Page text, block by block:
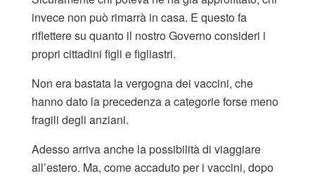
invece non può rimarrà in casa. E questo fa
riflettere su quanto il nostro Governo consideri i
propri cittadini figli e figliastri.
Non era bastata la vergogna dei vaccini, che
hanno dato la precedenza a categorie forse meno
fragili degli anziani.
Adesso arriva anche la possibilità di viaggiare
all’estero. Ma, come accaduto per i vaccini, dopo